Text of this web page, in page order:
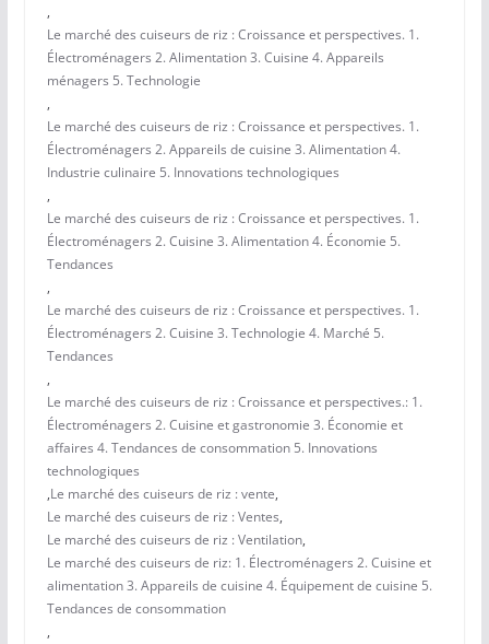
,
Le marché des cuiseurs de riz : Croissance et perspectives. 1.
Électroménagers 2. Alimentation 3. Cuisine 4. Appareils
ménagers 5. Technologie
,
Le marché des cuiseurs de riz : Croissance et perspectives. 1.
Électroménagers 2. Appareils de cuisine 3. Alimentation 4.
Industrie culinaire 5. Innovations technologiques
,
Le marché des cuiseurs de riz : Croissance et perspectives. 1.
Électroménagers 2. Cuisine 3. Alimentation 4. Économie 5.
Tendances
,
Le marché des cuiseurs de riz : Croissance et perspectives. 1.
Électroménagers 2. Cuisine 3. Technologie 4. Marché 5.
Tendances
,
Le marché des cuiseurs de riz : Croissance et perspectives.: 1.
Électroménagers 2. Cuisine et gastronomie 3. Économie et
affaires 4. Tendances de consommation 5. Innovations
technologiques
,Le marché des cuiseurs de riz : vente,
Le marché des cuiseurs de riz : Ventes,
Le marché des cuiseurs de riz : Ventilation,
Le marché des cuiseurs de riz: 1. Électroménagers 2. Cuisine et
alimentation 3. Appareils de cuisine 4. Équipement de cuisine 5.
Tendances de consommation
,